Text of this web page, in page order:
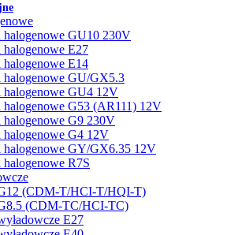
halogenowe GU10 230V
E27
E14
halogenowe GU/GX5.3
halogenowe GU4 12V
halogenowe G53 (AR111) 12V
halogenowe G9 230V
halogenowe G4 12V
halogenowe GY/GX6.35 12V
R7S
(CDM-T/HCI-T/HQI-T)
(CDM-TC/HCI-TC)
E27